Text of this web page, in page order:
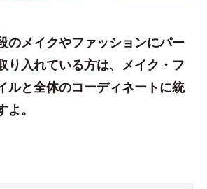
のメイクやファッションにパー
り入れている方は、メイク・フ
ルと全体のコーディネートに統
。